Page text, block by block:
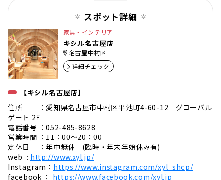
スポット詳細
家具・インテリア
キシル名古屋店
名古屋中村区
詳細チェック
【キシル名古屋店】
住所 ：愛知県名古屋市中村区平池町4-60-12 グローバル
ゲート 2F
電話番号 ：052-485-8628
営業時間 ：11：00～20：00
定休日 ：年中無休 (臨時・年末年始休み有)
web : http://www.xyl.jp/
Instagram： https://www.instagram.com/xyl_shop/
facebook ： https://www.facebook.com/xyl.jp